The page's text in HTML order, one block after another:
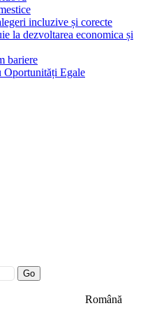
incluzive și corecte
la dezvoltarea economica și
bariere
Oportunități Egale
Română